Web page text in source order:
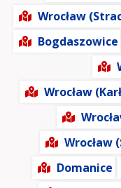
Wrocław
Bogdaszowice
Wrocław
Wrocław
Domanice